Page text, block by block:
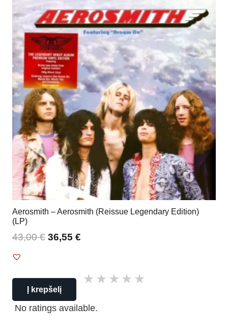
Aerosmith – Aerosmith (Reissue Legendary Edition)
(LP)
43,00€ 36,55 €
Į krepšelį
No ratings available.